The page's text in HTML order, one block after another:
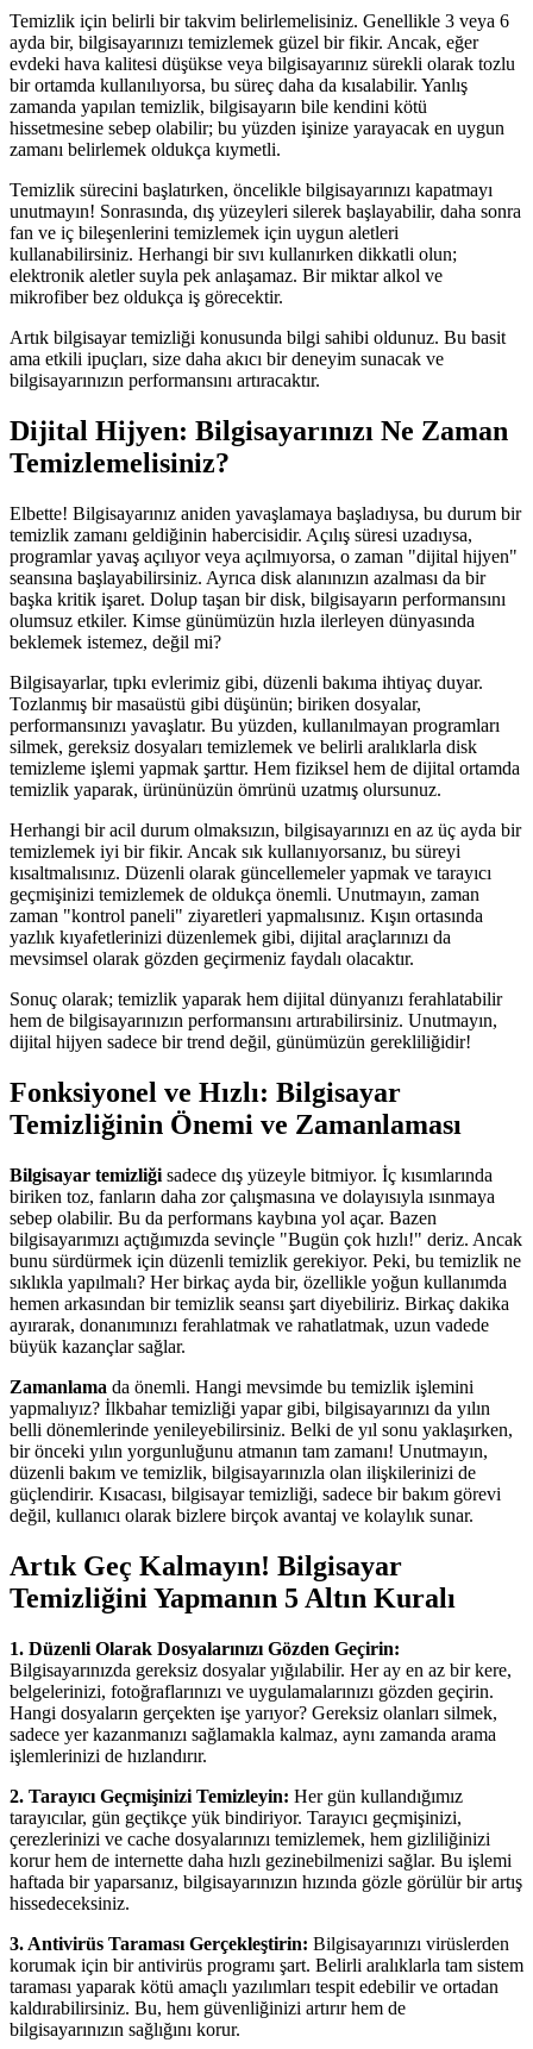
Temizlik için belirli bir takvim belirlemelisiniz. Genellikle 3 veya 6
ayda bir, bilgisayarınızı temizlemek güzel bir fikir. Ancak, eğer
evdeki hava kalitesi düşükse veya bilgisayarınız sürekli olarak tozlu
bir ortamda kullanılıyorsa, bu süreç daha da kısalabilir. Yanlış
zamanda yapılan temizlik, bilgisayarın bile kendini kötü
hissetmesine sebep olabilir; bu yüzden işinize yarayacak en uygun
zamanı belirlemek oldukça kıymetli.
Temizlik sürecini başlatırken, öncelikle bilgisayarınızı kapatmayı
unutmayın! Sonrasında, dış yüzeyleri silerek başlayabilir, daha sonra
fan ve iç bileşenlerini temizlemek için uygun aletleri
kullanabilirsiniz. Herhangi bir sıvı kullanırken dikkatli olun;
elektronik aletler suyla pek anlaşamaz. Bir miktar alkol ve
mikrofiber bez oldukça iş görecektir.
Artık bilgisayar temizliği konusunda bilgi sahibi oldunuz. Bu basit
ama etkili ipuçları, size daha akıcı bir deneyim sunacak ve
bilgisayarınızın performansını artıracaktır.
Dijital Hijyen: Bilgisayarınızı Ne Zaman
Temizlemelisiniz?
Elbette! Bilgisayarınız aniden yavaşlamaya başladıysa, bu durum bir
temizlik zamanı geldiğinin habercisidir. Açılış süresi uzadıysa,
programlar yavaş açılıyor veya açılmıyorsa, o zaman "dijital hijyen"
seansına başlayabilirsiniz. Ayrıca disk alanınızın azalması da bir
başka kritik işaret. Dolup taşan bir disk, bilgisayarın performansını
olumsuz etkiler. Kimse günümüzün hızla ilerleyen dünyasında
beklemek istemez, değil mi?
Bilgisayarlar, tıpkı evlerimiz gibi, düzenli bakıma ihtiyaç duyar.
Tozlanmış bir masaüstü gibi düşünün; biriken dosyalar,
performansınızı yavaşlatır. Bu yüzden, kullanılmayan programları
silmek, gereksiz dosyaları temizlemek ve belirli aralıklarla disk
temizleme işlemi yapmak şarttır. Hem fiziksel hem de dijital ortamda
temizlik yaparak, ürününüzün ömrünü uzatmış olursunuz.
Herhangi bir acil durum olmaksızın, bilgisayarınızı en az üç ayda bir
temizlemek iyi bir fikir. Ancak sık kullanıyorsanız, bu süreyi
kısaltmalısınız. Düzenli olarak güncellemeler yapmak ve tarayıcı
geçmişinizi temizlemek de oldukça önemli. Unutmayın, zaman
zaman "kontrol paneli" ziyaretleri yapmalısınız. Kışın ortasında
yazlık kıyafetlerinizi düzenlemek gibi, dijital araçlarınızı da
mevsimsel olarak gözden geçirmeniz faydalı olacaktır.
Sonuç olarak; temizlik yaparak hem dijital dünyanızı ferahlatabilir
hem de bilgisayarınızın performansını artırabilirsiniz. Unutmayın,
dijital hijyen sadece bir trend değil, günümüzün gerekliliğidir!
Fonksiyonel ve Hızlı: Bilgisayar
Temizliğinin Önemi ve Zamanlaması
Bilgisayar temizliği sadece dış yüzeyle bitmiyor. İç kısımlarında
biriken toz, fanların daha zor çalışmasına ve dolayısıyla ısınmaya
sebep olabilir. Bu da performans kaybına yol açar. Bazen
bilgisayarımızı açtığımızda sevinçle "Bugün çok hızlı!" deriz. Ancak
bunu sürdürmek için düzenli temizlik gerekiyor. Peki, bu temizlik ne
sıklıkla yapılmalı? Her birkaç ayda bir, özellikle yoğun kullanımda
hemen arkasından bir temizlik seansı şart diyebiliriz. Birkaç dakika
ayırarak, donanımınızı ferahlatmak ve rahatlatmak, uzun vadede
büyük kazançlar sağlar.
Zamanlama da önemli. Hangi mevsimde bu temizlik işlemini
yapmalıyız? İlkbahar temizliği yapar gibi, bilgisayarınızı da yılın
belli dönemlerinde yenileyebilirsiniz. Belki de yıl sonu yaklaşırken,
bir önceki yılın yorgunluğunu atmanın tam zamanı! Unutmayın,
düzenli bakım ve temizlik, bilgisayarınızla olan ilişkilerinizi de
güçlendirir. Kısacası, bilgisayar temizliği, sadece bir bakım görevi
değil, kullanıcı olarak bizlere birçok avantaj ve kolaylık sunar.
Artık Geç Kalmayın! Bilgisayar
Temizliğini Yapmanın 5 Altın Kuralı
1. Düzenli Olarak Dosyalarınızı Gözden Geçirin:
Bilgisayarınızda gereksiz dosyalar yığılabilir. Her ay en az bir kere,
belgelerinizi, fotoğraflarınızı ve uygulamalarınızı gözden geçirin.
Hangi dosyaların gerçekten işe yarıyor? Gereksiz olanları silmek,
sadece yer kazanmanızı sağlamakla kalmaz, aynı zamanda arama
işlemlerinizi de hızlandırır.
2. Tarayıcı Geçmişinizi Temizleyin: Her gün kullandığımız
tarayıcılar, gün geçtikçe yük bindiriyor. Tarayıcı geçmişinizi,
çerezlerinizi ve cache dosyalarınızı temizlemek, hem gizliliğinizi
korur hem de internette daha hızlı gezinebilmenizi sağlar. Bu işlemi
haftada bir yaparsanız, bilgisayarınızın hızında gözle görülür bir artış
hissedeceksiniz.
3. Antivirüs Taraması Gerçekleştirin: Bilgisayarınızı virüslerden
korumak için bir antivirüs programı şart. Belirli aralıklarla tam sistem
taraması yaparak kötü amaçlı yazılımları tespit edebilir ve ortadan
kaldırabilirsiniz. Bu, hem güvenliğinizi artırır hem de
bilgisayarınızın sağlığını korur.